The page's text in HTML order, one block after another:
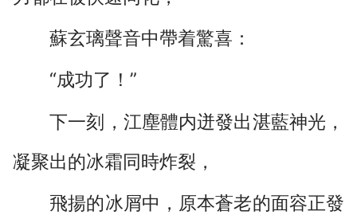
蘇玄璃聲音中帶着驚喜：
“成功了！”
下一刻，江塵體内迸發出湛藍神光，
凝聚出的冰霜同時炸裂，
飛揚的冰屑中，原本蒼老的面容正發